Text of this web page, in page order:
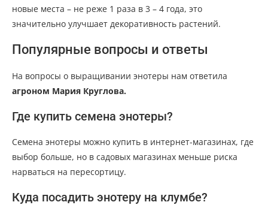
новые места – не реже 1 раза в 3 – 4 года, это
значительно улучшает декоративность растений.
Популярные вопросы и ответы
На вопросы о выращивании энотеры нам ответила
агроном Мария Круглова.
Где купить семена энотеры?
Семена энотеры можно купить в интернет-магазинах, где
выбор больше, но в садовых магазинах меньше риска
нарваться на пересортицу.
Куда посадить энотеру на клумбе?